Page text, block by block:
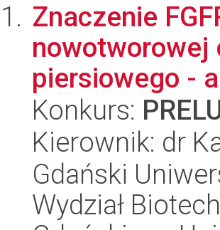
Znaczenie
nowotworowej
piersiowego -
Konkurs:
Kierownik: dr
Gdański
Wydział